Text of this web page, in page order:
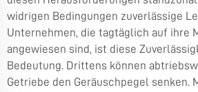
widrigen Bedingungen zuverlässige
Unternehmen, die tagtäglich auf ihre
angewiesen sind, ist diese
Bedeutung. Drittens können
Getriebe den Geräuschpegel senken.